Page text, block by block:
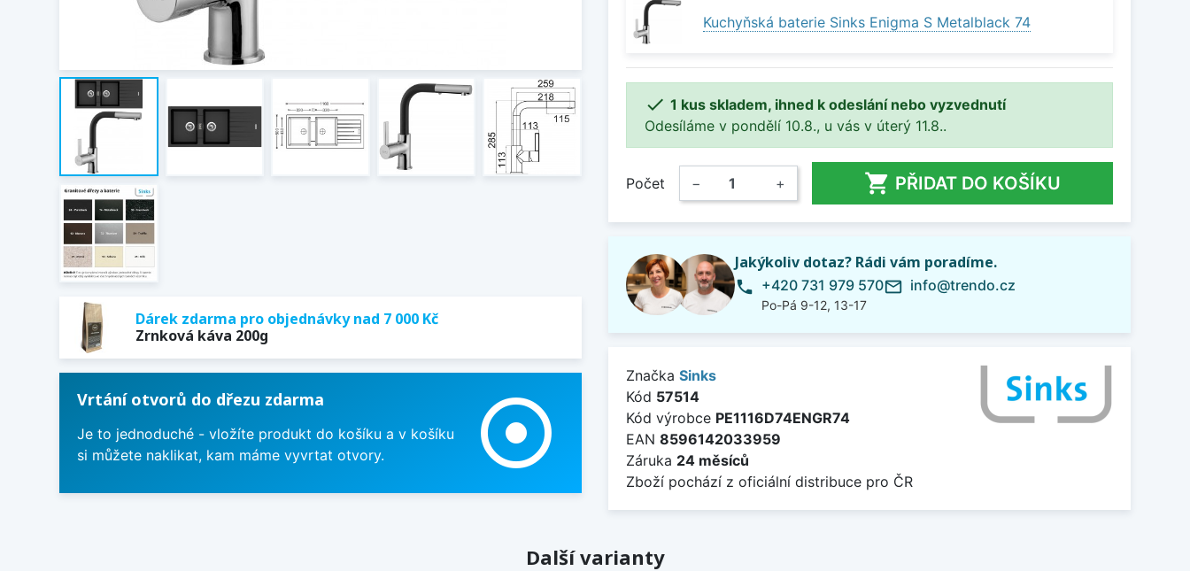
Dárek zdarma pro objednávky nad 7 000 Kč
Zrnková káva 200g
Vrtání otvorů do dřezu zdarma
Je to jednoduché - vložíte produkt do košíku a v košíku
si můžete naklikat, kam máme vyvrtat otvory.
adjust
Kuchyňská baterie Sinks Enigma S Metalblack 74
 1 kus skladem, ihned k odeslání nebo vyzvednutí
Odesíláme v pondělí 10.8., u vás v úterý 11.8..
Počet − +  PŘIDAT DO KOŠÍKU
Jakýkoliv dotaz? Rádi vám poradíme.
phone +420 731 979 570
Po-Pá 9-12, 13-17
mail_outline info@trendo.cz
Značka Sinks
Kód 57514
Kód výrobce PE1116D74ENGR74
EAN 8596142033959
Záruka 24 měsíců
Zboží pochází z oficiální distribuce pro ČR
Další varianty